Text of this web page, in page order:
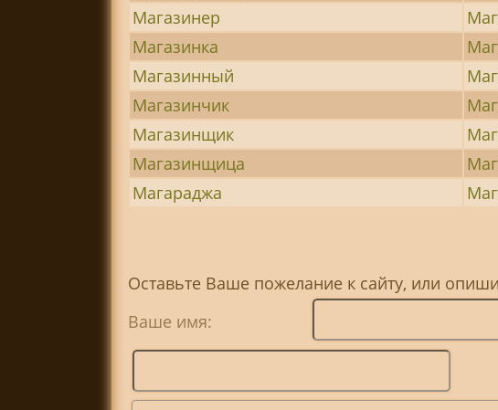
Магазинер
Магазинка
Магазинный
Магазинчик
Магазинщик
Магазинщица
Магараджа
Оставьте Ваше пожелание к сайту, или
Ваше имя: